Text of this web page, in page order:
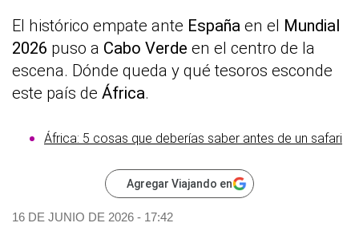
El histórico empate ante España en el Mundial
2026 puso a Cabo Verde en el centro de la
escena. Dónde queda y qué tesoros esconde
este país de África.
África: 5 cosas que deberías saber antes de un safari
Agregar Viajando en
16 DE JUNIO DE 2026 - 17:42